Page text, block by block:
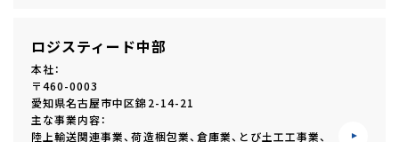
ロジスティード中部
本社：
〒460-0003
愛知県名古屋市中区錦2-14-21
主な事業内容：
陸上輸送関連事業、荷造梱包業、倉庫業、とび土工工事業、